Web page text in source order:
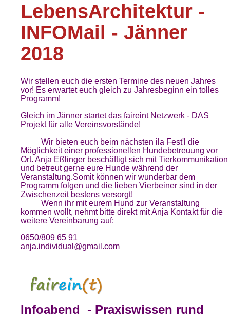
LebensArchitektur -
INFOMail - Jänner
2018
Wir stellen euch die ersten Termine des neuen Jahres
vor! Es erwartet euch gleich zu Jahresbeginn ein tolles
Programm!
Gleich im Jänner startet das faireint Netzwerk - DAS
Projekt für alle Vereinsvorstände!
Wir bieten euch beim nächsten ila Fest'l die
Möglichkeit einer professionellen Hundebetreuung vor
Ort. Anja Eßlinger beschäftigt sich mit Tierkommunikation
und betreut gerne eure Hunde während der
Veranstaltung.Somit können wir wunderbar dem
Programm folgen und die lieben Vierbeiner sind in der
Zwischenzeit bestens versorgt!
Wenn ihr mit eurem Hund zur Veranstaltung
kommen wollt, nehmt bitte direkt mit Anja Kontakt für die
weitere Vereinbarung auf:
0650/809 65 91
anja.individual@gmail.com
Infoabend - Praxiswissen rund